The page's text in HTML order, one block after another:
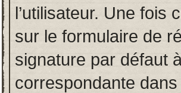
l’utilisateur. Une
sur le formulaire de
signature par défaut
correspondante